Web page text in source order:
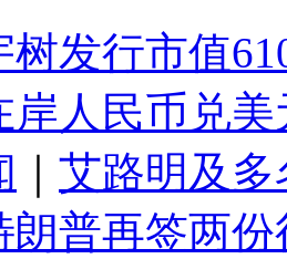
树发行市值
岸人民币兑
艾路明及
朗普再签两